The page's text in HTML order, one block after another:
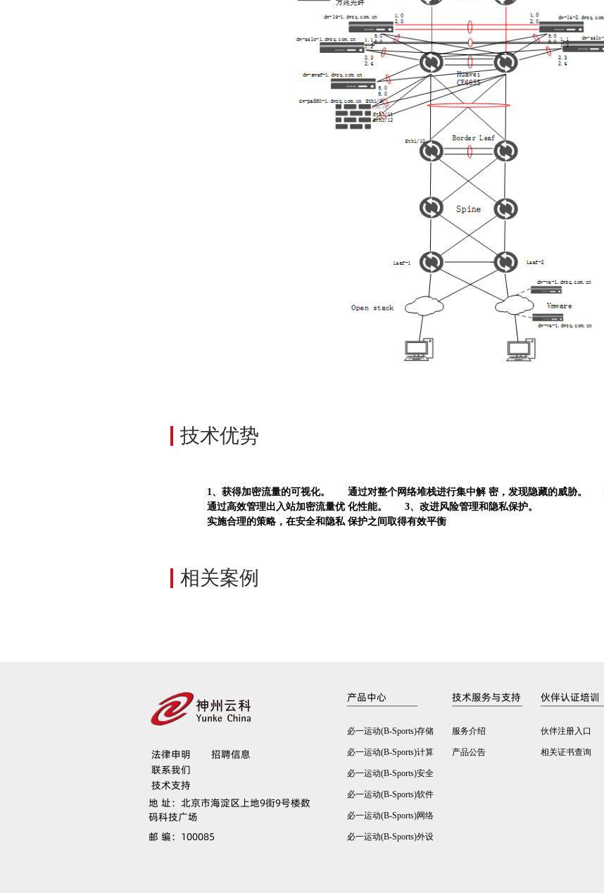
技术优势
1、获得加密流量的可视化。 通过对整个网络堆栈进行集中解密，发现隐藏的威胁。
通过高效管理出入站加密流量优化性能。
3、改进风险管理和隐私保护。
实施合理的策略，在安全和隐私保护之间取得有效平衡
相关案例
法律申明
招聘信息
联系我们
技术支持
地 址：北京市海淀区上地9街9号楼数
码科技广场
邮 编： 100085
产品中心
必一运动(B-Sports)存储
必一运动(B-Sports)计算
必一运动(B-Sports)安全
必一运动(B-Sports)软件
必一运动(B-Sports)网络
必一运动(B-Sports)外设
技术服务与支持
服务介绍
产品公告
伙伴认证培训
伙伴注册入口
相关证书查询